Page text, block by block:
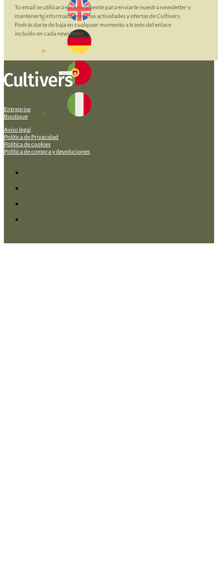
Tu email se utilizará exclusivamente para enviarte nuestra newsletter y
mantenerte informado sobre las actividades y ofertas de Cultivers.
Podrás darte de baja en cualquier momento a través del enlace
incluido en cada newsletter.
Entreprise
Boutique
Aviso legal
Política de Privacidad
Política de cookies
Política de compra y devoluciones